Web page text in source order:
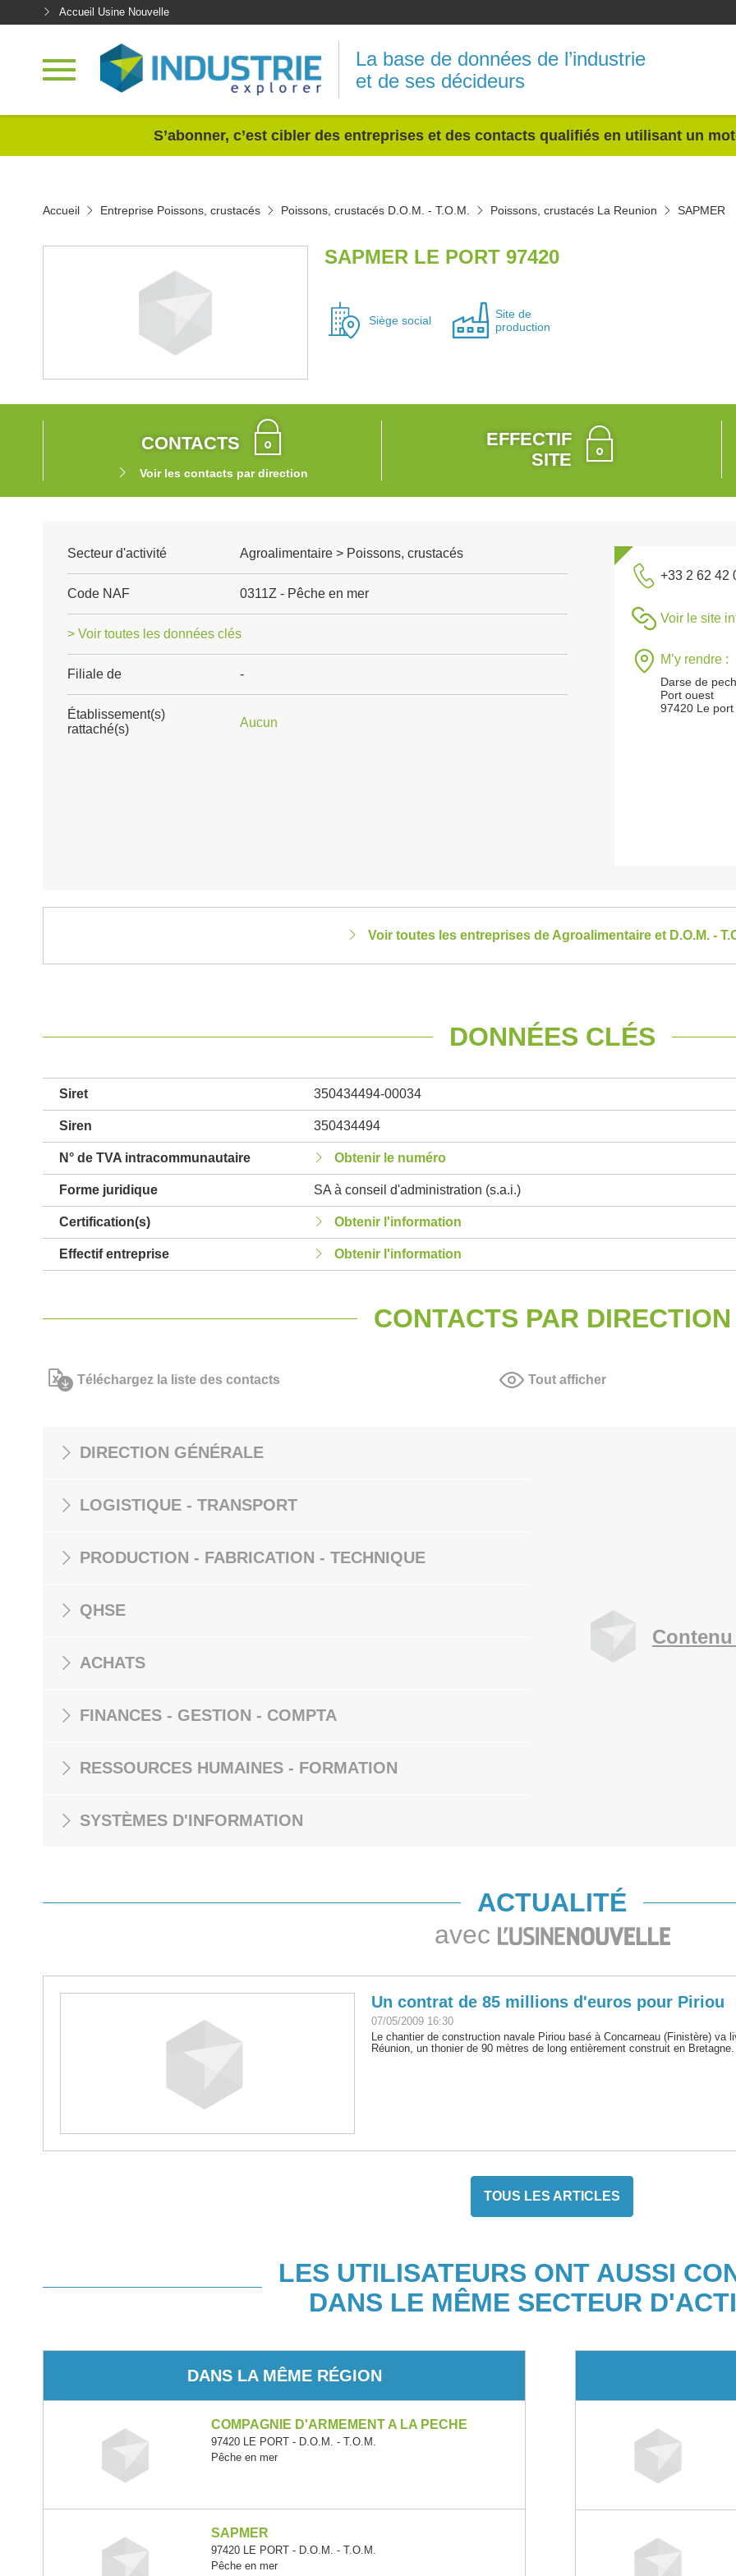
Accueil Usine Nouvelle
La base de données de l’industrie
et de ses décideurs
S’abonner, c’est cibler des entreprises et des contacts qualifiés en utilisant un
Accueil Entreprise Poissons, crustacés Poissons, crustacés D.O.M. - T.O.M. Poissons, crustacés La Reunion SAPMER
SAPMER LE PORT 97420
Siège social
Site de
production
CONTACTS
Voir les contacts par direction
EFFECTIF
SITE
Secteur d'activité Agroalimentaire > Poissons, crustacés
Code NAF 0311Z - Pêche en mer
> Voir toutes les données clés
Filiale de -
Établissement(s)
rattaché(s)
Aucun
+33 2 62 42
Voir le site
M’y rendre :
Darse de
Port ouest
97420 Le port
Voir toutes les entreprises de Agroalimentaire et D.O.M. -
DONNÉES CLÉS
Siret 350434494-00034
Siren 350434494
N° de TVA intracommunautaire Obtenir le numéro
Forme juridique SA à conseil d'administration (s.a.i.)
Certification(s) Obtenir l'information
Effectif entreprise Obtenir l'information
CONTACTS PAR DIRECTION
Téléchargez la liste des contacts Tout afficher
DIRECTION GÉNÉRALE
LOGISTIQUE - TRANSPORT
PRODUCTION - FABRICATION - TECHNIQUE
QHSE
ACHATS
FINANCES - GESTION - COMPTA
RESSOURCES HUMAINES - FORMATION
SYSTÈMES D'INFORMATION
ACTUALITÉ
avec
Un contrat de 85 millions d'euros pour Piriou
07/05/2009 16:30
Le chantier de construction navale Piriou basé à Concarneau (Finistère)
Réunion, un thonier de 90 mètres de long entièrement construit en Bretagne.
TOUS LES ARTICLES
LES UTILISATEURS ONT AUSSI
DANS LE MÊME SECTEUR
DANS LA MÊME RÉGION
COMPAGNIE D'ARMEMENT A LA PECHE
97420 LE PORT - D.O.M. - T.O.M.
Pêche en mer
SAPMER
97420 LE PORT - D.O.M. - T.O.M.
Pêche en mer